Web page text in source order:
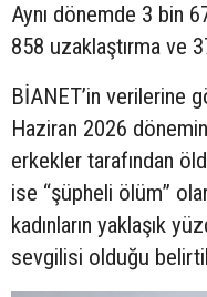
Aynı dönemde 3 bin
858 uzaklaştırma ve
BİANET’in verilerine
Haziran 2026
erkekler tarafından
ise “şüpheli ölüm”
kadınların yaklaşık
sevgilisi olduğu